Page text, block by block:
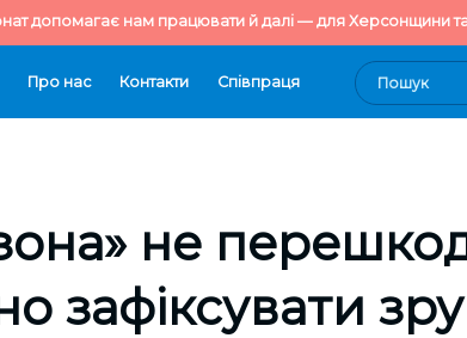
допомагає нам працювати й далі — для Херсонщини та
Про нас Контакти Cпівпраця
не
зафіксувати